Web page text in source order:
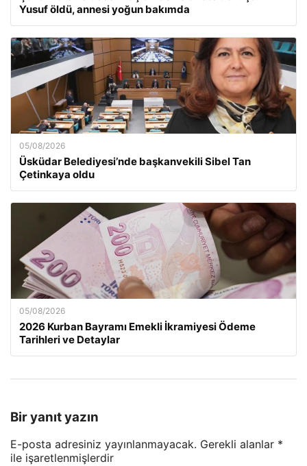
Yusuf öldü, annesi yoğun bakımda
05/08/2026
Üsküdar Belediyesi’nde başkanvekili Sibel Tan
Çetinkaya oldu
05/08/2026
2026 Kurban Bayramı Emekli İkramiyesi Ödeme
Tarihleri ve Detaylar
Bir yanıt yazın
E-posta adresiniz yayınlanmayacak. Gerekli alanlar *
ile işaretlenmişlerdir